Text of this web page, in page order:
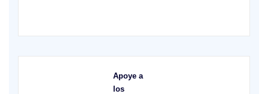
Apoye a
los